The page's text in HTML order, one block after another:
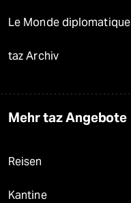
Le Monde diplomatique
taz Archiv
Mehr taz Angebote
Reisen
Kantine